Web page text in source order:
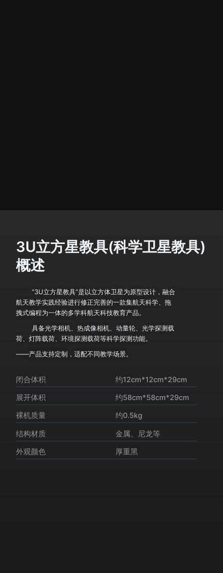
3U立方星教具(科学卫星教具)
概述
“3U立方星教具”是以立方体卫星为原型设计，融合
航天教学实践经验进行修正完善的一款集航天科学、拖
拽式编程为一体的多学科航天科技教育产品。
具备光学相机、热成像相机、动量轮、光学探测载
荷、灯阵载荷、环境探测载荷等科学探测功能。
——产品支持定制，适配不同教学场景。
闭合体积 约12cm*12cm*29cm
展开体积 约58cm*58cm*29cm
裸机质量 约0.5kg
结构材质 金属、尼龙等
外观颜色 厚重黑